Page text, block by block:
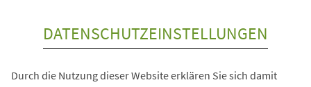
DATENSCHUTZEINSTELLUNGEN
Durch die Nutzung dieser Website erklären Sie sich damit